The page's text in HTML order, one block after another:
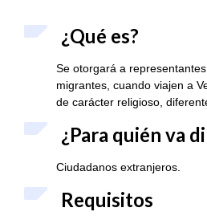
¿Qué es?
Se otorgará a
migrantes, cuando viajen a
de carácter religioso,
¿Para quién va
Ciudadanos extranjeros.
Requisitos